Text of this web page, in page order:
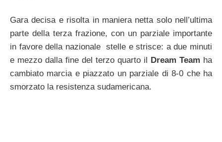
Gara decisa e risolta in maniera netta solo nell’ultima
parte della terza frazione, con un parziale importante
in favore della nazionale stelle e strisce: a due minuti
e mezzo dalla fine del terzo quarto il Dream Team ha
cambiato marcia e piazzato un parziale di 8-0 che ha
smorzato la resistenza sudamericana.